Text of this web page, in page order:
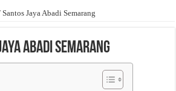
Jaya Abadi Semarang
Abadi Semarang